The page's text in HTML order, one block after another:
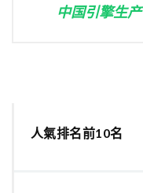
中国引擎生产
人氣排名前10名